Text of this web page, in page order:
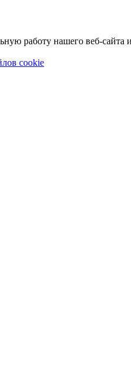
работу нашего веб-сайта
cookie